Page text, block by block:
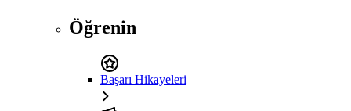
Öğrenin
Başarı Hikayeleri